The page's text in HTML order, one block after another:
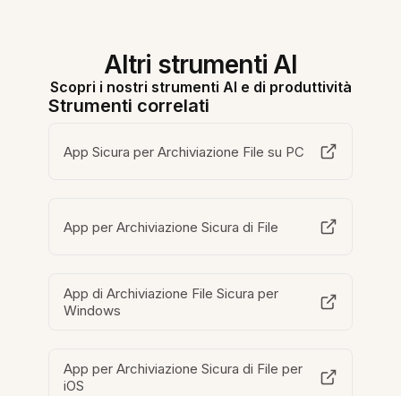
Altri strumenti AI
Scopri i nostri strumenti AI e di produttività
Strumenti correlati
App Sicura per Archiviazione File su PC
App per Archiviazione Sicura di File
App di Archiviazione File Sicura per
Windows
App per Archiviazione Sicura di File per
iOS